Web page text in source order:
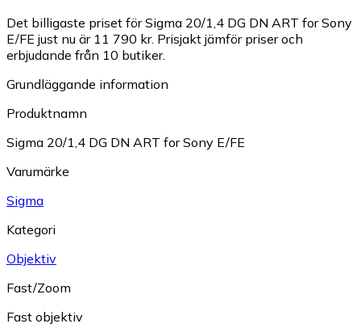
Det billigaste priset för Sigma 20/1,4 DG DN ART for Sony
E/FE just nu är 11 790 kr. Prisjakt jämför priser och
erbjudande från 10 butiker.
Grundläggande information
Produktnamn
Sigma 20/1,4 DG DN ART for Sony E/FE
Varumärke
Sigma
Kategori
Objektiv
Fast/Zoom
Fast objektiv